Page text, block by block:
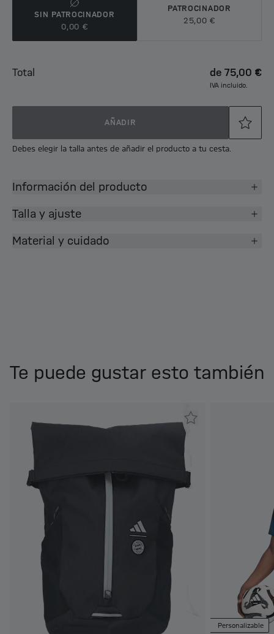
SIN PATROCINADOR
0,00 €
PATROCINADOR
25,00 €
Total de 75,00 €
IVA incluido.
AÑADIR
Debes elegir la talla antes de añadir el producto a tu cesta.
Información del producto
Talla y ajuste
Material y cuidado
Te puede gustar esto también
Personalizable